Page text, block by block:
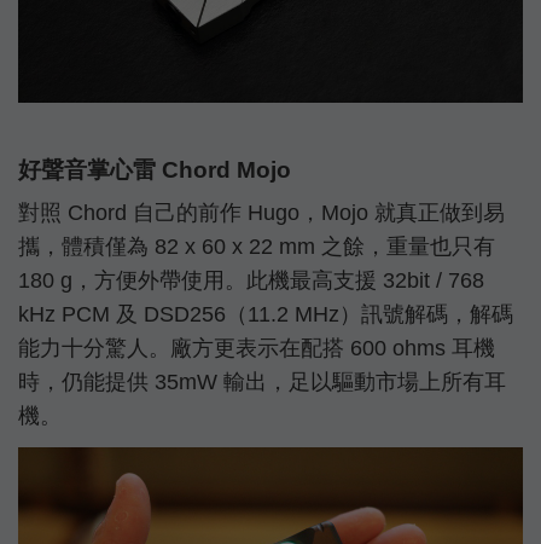
好聲音掌心雷 Chord Mojo
對照 Chord 自己的前作 Hugo，Mojo 就真正做到易
攜，體積僅為 82 x 60 x 22 mm 之餘，重量也只有
180 g，方便外帶使用。此機最高支援 32bit / 768
kHz PCM 及 DSD256（11.2 MHz）訊號解碼，解碼
能力十分驚人。廠方更表示在配搭 600 ohms 耳機
時，仍能提供 35mW 輸出，足以驅動市場上所有耳
機。